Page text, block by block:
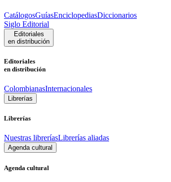
CatálogosGuíasEnciclopediasDiccionarios
Siglo Editorial
Editoriales
en distribución
Editoriales
en distribución
ColombianasInternacionales
Librerías
Librerías
Nuestras libreríasLibrerías aliadas
Agenda cultural
Agenda cultural